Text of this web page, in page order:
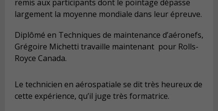
remis aux participants dont le pointage dépasse
largement la moyenne mondiale dans leur épreuve.
Diplômé en Techniques de maintenance d’aéronefs,
Grégoire Michetti travaille maintenant pour Rolls-
Royce Canada.
Le technicien en aérospatiale se dit très heureux de
cette expérience, qu’il juge très formatrice.